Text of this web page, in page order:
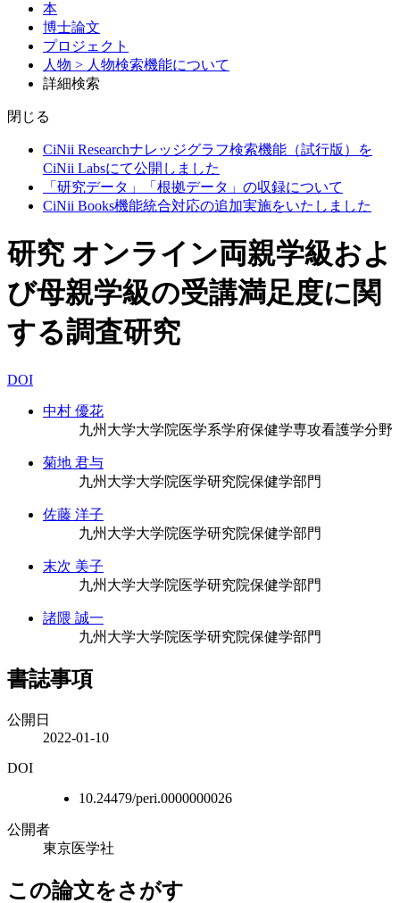
本
博士論文
プロジェクト
人物 > 人物検索機能について
詳細検索
閉じる
CiNii Researchナレッジグラフ検索機能（試行版）を
CiNii Labsにて公開しました
「研究データ」「根拠データ」の収録について
CiNii Books機能統合対応の追加実施をいたしました
研究 オンライン両親学級およ
び母親学級の受講満足度に関
する調査研究
DOI
中村 優花
九州大学大学院医学系学府保健学専攻看護学分野
菊地 君与
九州大学大学院医学研究院保健学部門
佐藤 洋子
九州大学大学院医学研究院保健学部門
末次 美子
九州大学大学院医学研究院保健学部門
諸隈 誠一
九州大学大学院医学研究院保健学部門
書誌事項
公開日
2022-01-10
DOI
10.24479/peri.0000000026
公開者
東京医学社
この論文をさがす